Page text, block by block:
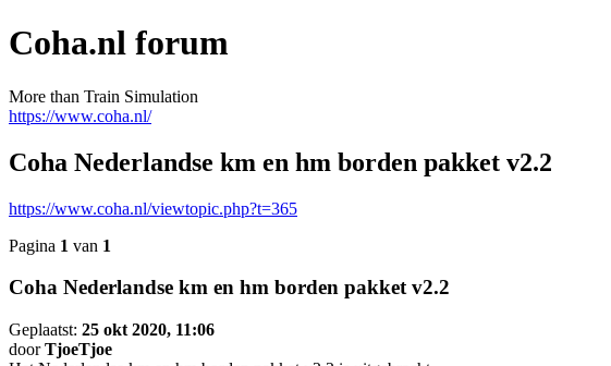
Coha.nl forum
More than Train Simulation
https://www.coha.nl/
Coha Nederlandse km en hm borden pakket v2.2
https://www.coha.nl/viewtopic.php?t=365
Pagina 1 van 1
Coha Nederlandse km en hm borden pakket v2.2
Geplaatst: 25 okt 2020, 11:06
doorTjoeTjoe